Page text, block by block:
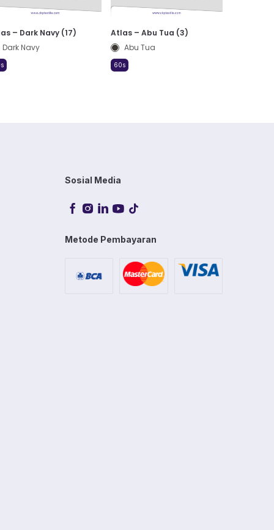
– Dark Navy (17)
Dark Navy
Atlas – Abu Tua (3)
Abu Tua
60s
Sosial Media
Metode Pembayaran